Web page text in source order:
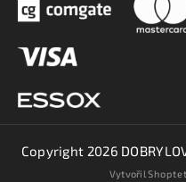
Copyright 2026
VytvořilShoptet